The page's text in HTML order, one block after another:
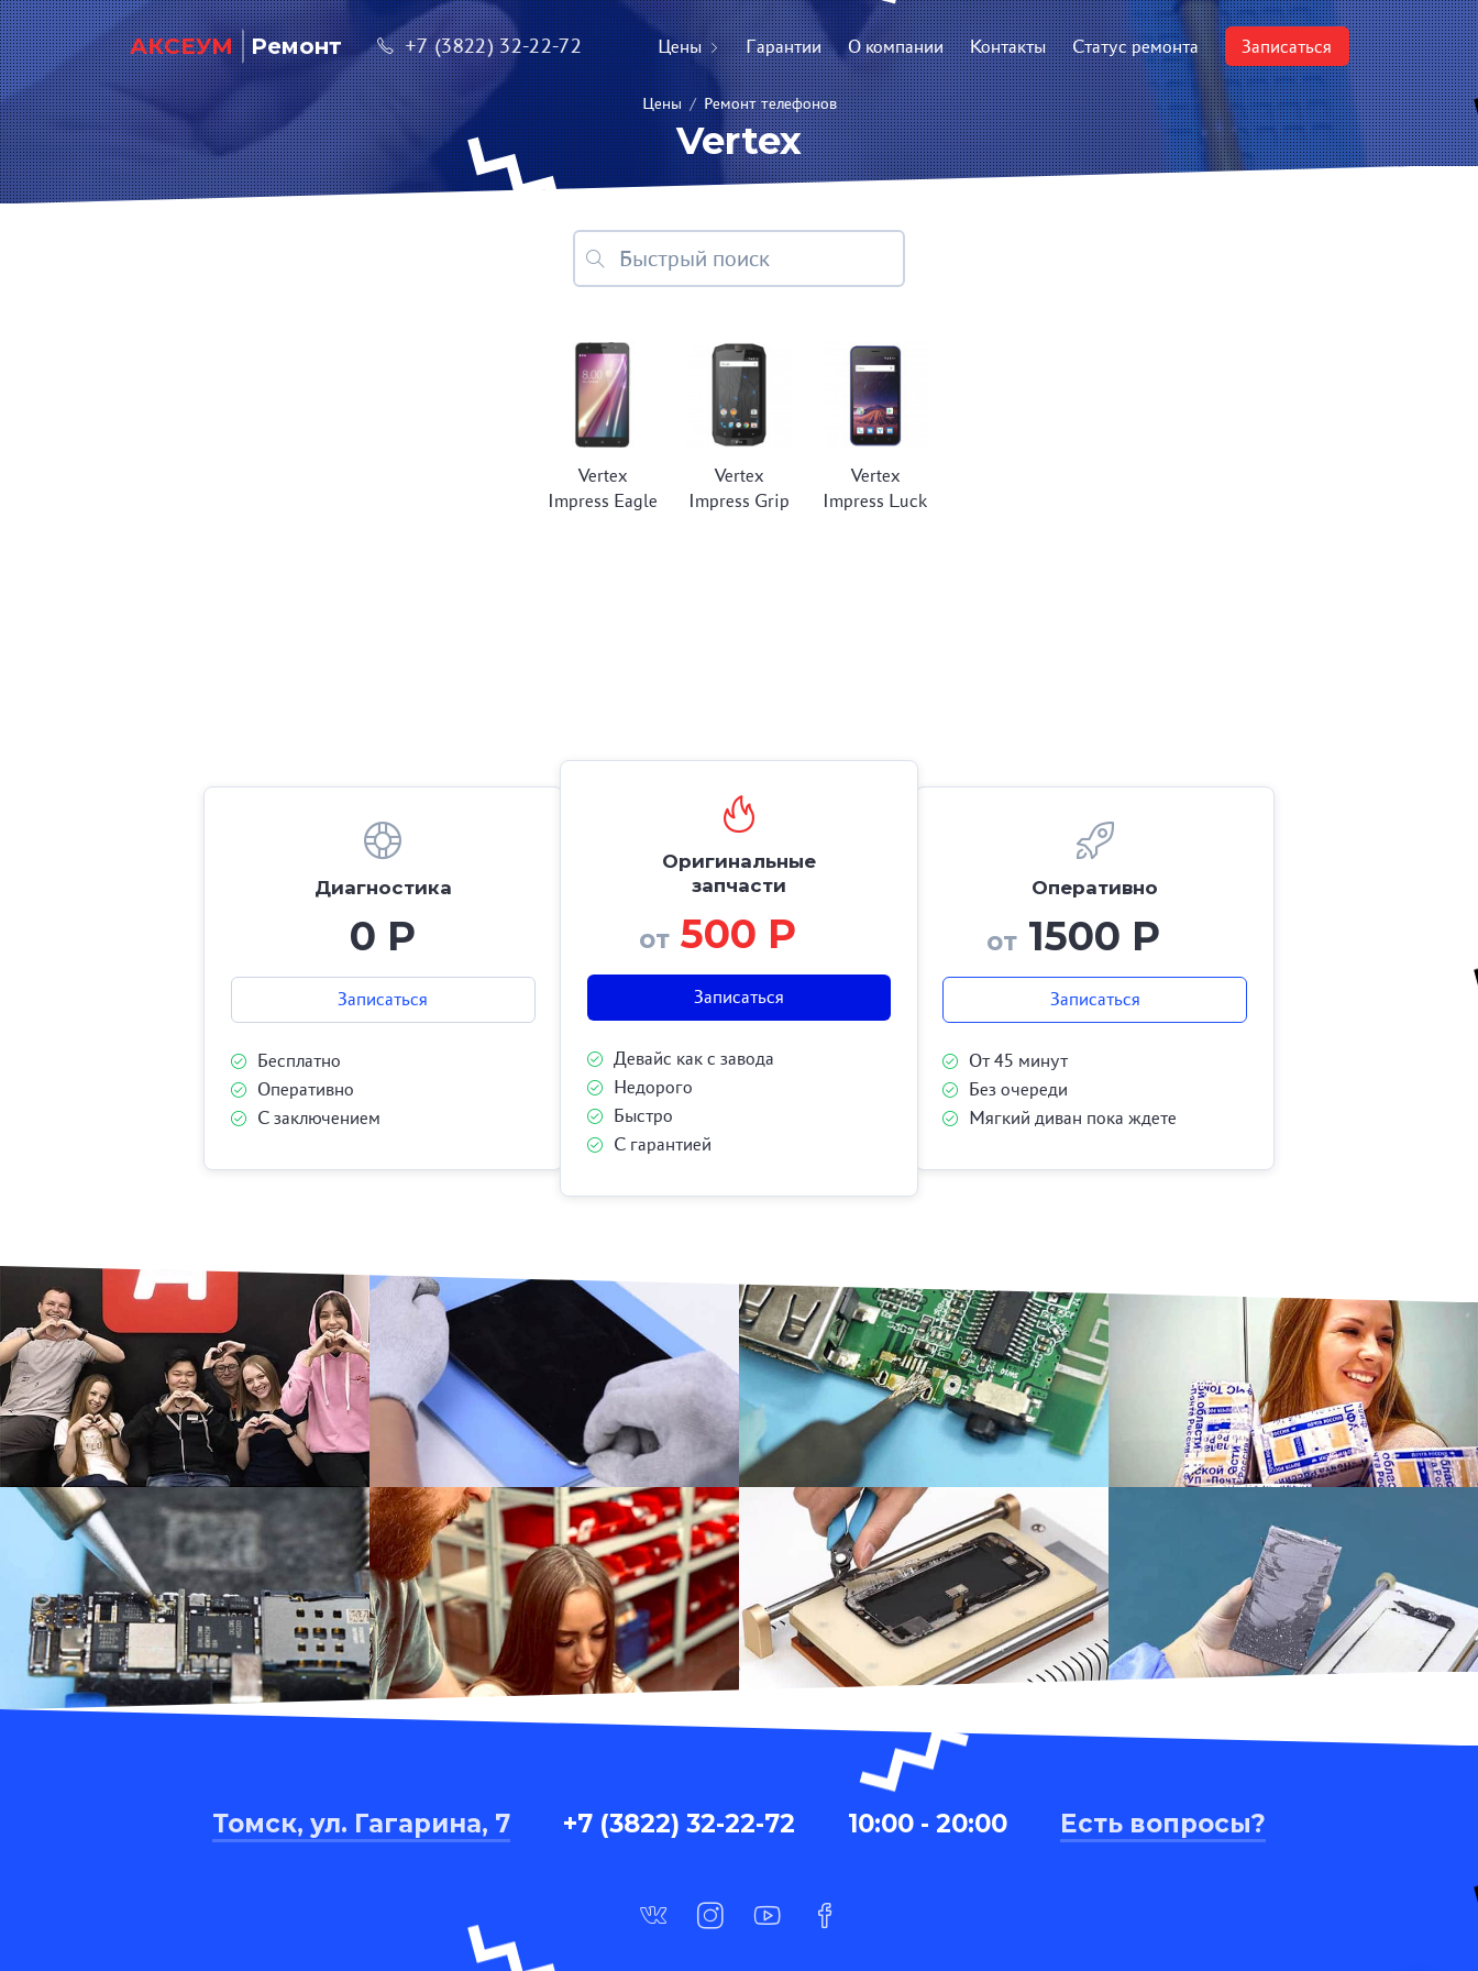
АКСЕУМ Ремонт +7 (3822) 32-22-72 Цены Гарантии О компании Контакты Статус ремонта Записаться
Цены / Ремонт телефонов
Vertex
Vertex
Impress Eagle
Vertex
Impress Grip
Vertex
Impress Luck
Диагностика
0 Р
Записаться
Бесплатно
Оперативно
С заключением
Оригинальные
запчасти
от500 Р
Записаться
Девайс как с завода
Недорого
Быстро
С гарантией
Оперативно
от1500 Р
Записаться
От 45 минут
Без очереди
Мягкий диван пока ждете
Томск, ул. Гагарина, 7 +7 (3822) 32-22-72 10:00 - 20:00 Есть вопросы?